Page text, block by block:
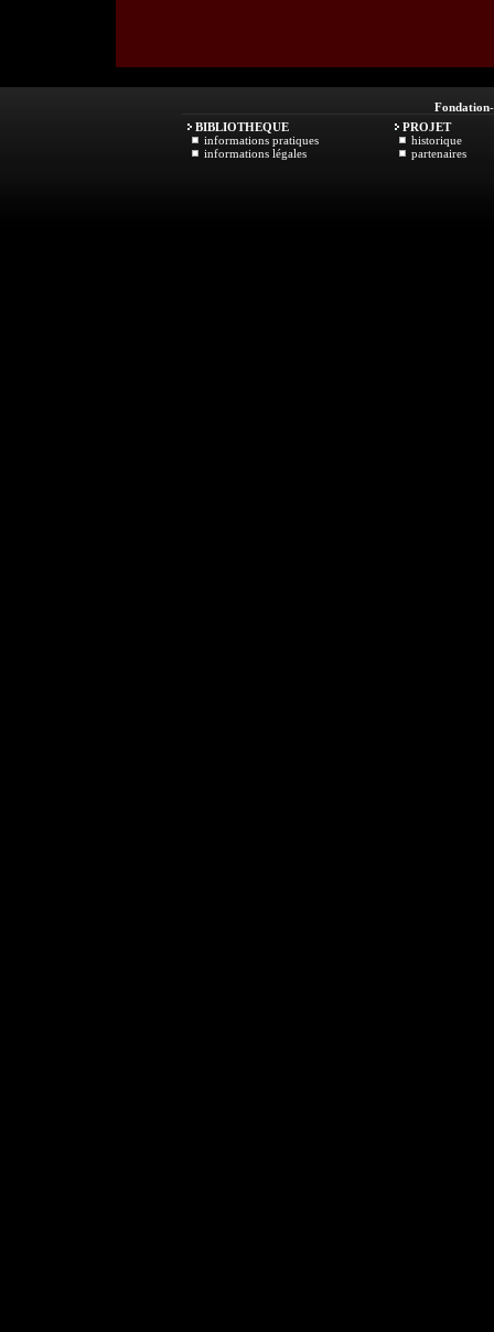
Fondation
BIBLIOTHEQUE
informations pratiques
informations légales
PROJET
historique
partenaires